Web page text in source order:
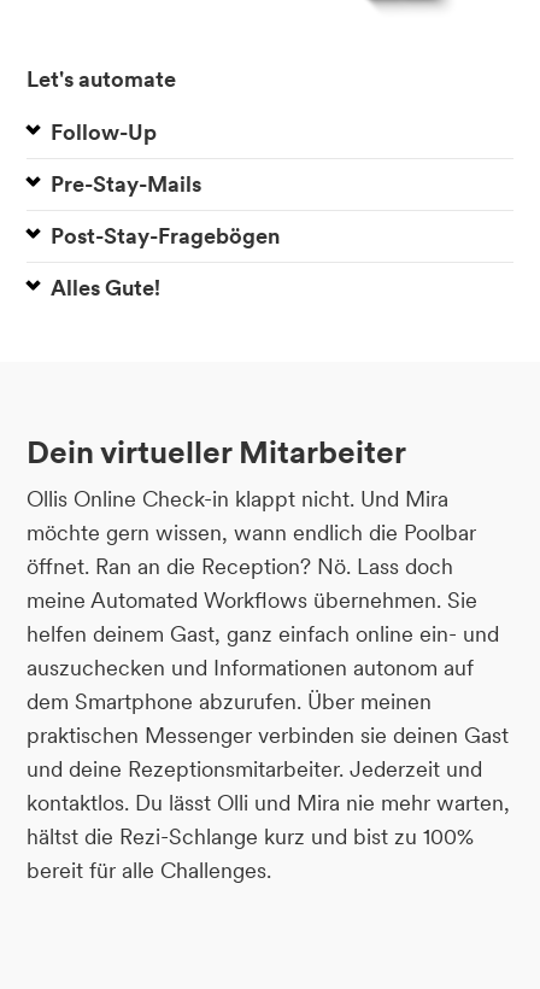
Let's automate
Follow-Up
Pre-Stay-Mails
Post-Stay-Fragebögen
Alles Gute!
Dein virtueller Mitarbeiter
Ollis Online Check-in klappt nicht. Und Mira
möchte gern wissen, wann endlich die Poolbar
öffnet. Ran an die Reception? Nö. Lass doch
meine Automated Workflows übernehmen. Sie
helfen deinem Gast, ganz einfach online ein- und
auszuchecken und Informationen autonom auf
dem Smartphone abzurufen. Über meinen
praktischen Messenger verbinden sie deinen Gast
und deine Rezeptionsmitarbeiter. Jederzeit und
kontaktlos. Du lässt Olli und Mira nie mehr warten,
hältst die Rezi-Schlange kurz und bist zu 100%
bereit für alle Challenges.